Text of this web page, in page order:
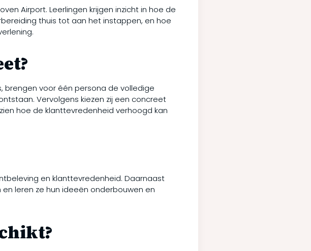
Airport. Leerlingen krijgen inzicht in hoe de
thuis tot aan het instappen, en hoe
brengen voor één persona de volledige
Vervolgens kiezen zij een concreet
hoe de klanttevredenheid verhoogd kan
en klanttevredenheid. Daarnaast
leren ze hun ideeën onderbouwen en